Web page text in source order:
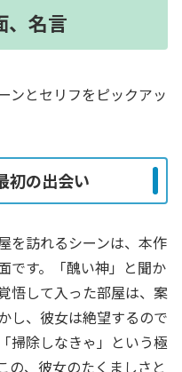
、名言
ンとセリフをピックアッ
初の出会い
を訪れるシーンは、本作
です。「醜い神」と聞か
悟して入った部屋は、案
し、彼女は絶望するので
掃除しなきゃ」という極
の、彼女のたくましさと